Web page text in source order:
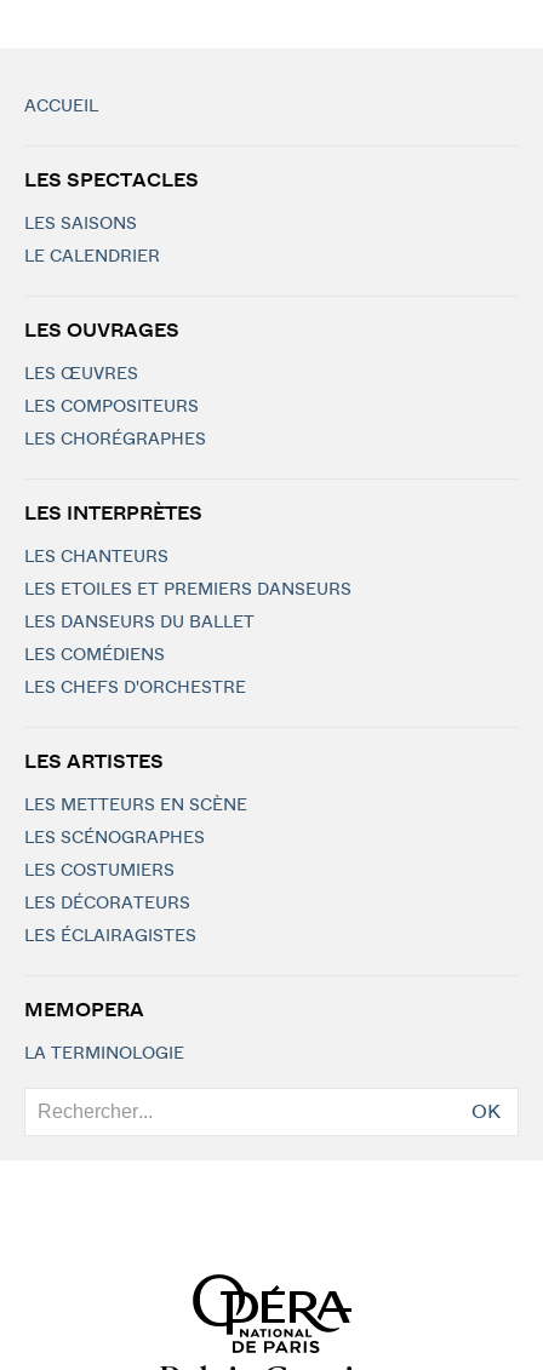
ACCUEIL
LES SPECTACLES
LES SAISONS
LE CALENDRIER
LES OUVRAGES
LES ŒUVRES
LES COMPOSITEURS
LES CHORÉGRAPHES
LES INTERPRÈTES
LES CHANTEURS
LES ETOILES ET PREMIERS DANSEURS
LES DANSEURS DU BALLET
LES COMÉDIENS
LES CHEFS D'ORCHESTRE
LES ARTISTES
LES METTEURS EN SCÈNE
LES SCÉNOGRAPHES
LES COSTUMIERS
LES DÉCORATEURS
LES ÉCLAIRAGISTES
MEMOPERA
LA TERMINOLOGIE
OK